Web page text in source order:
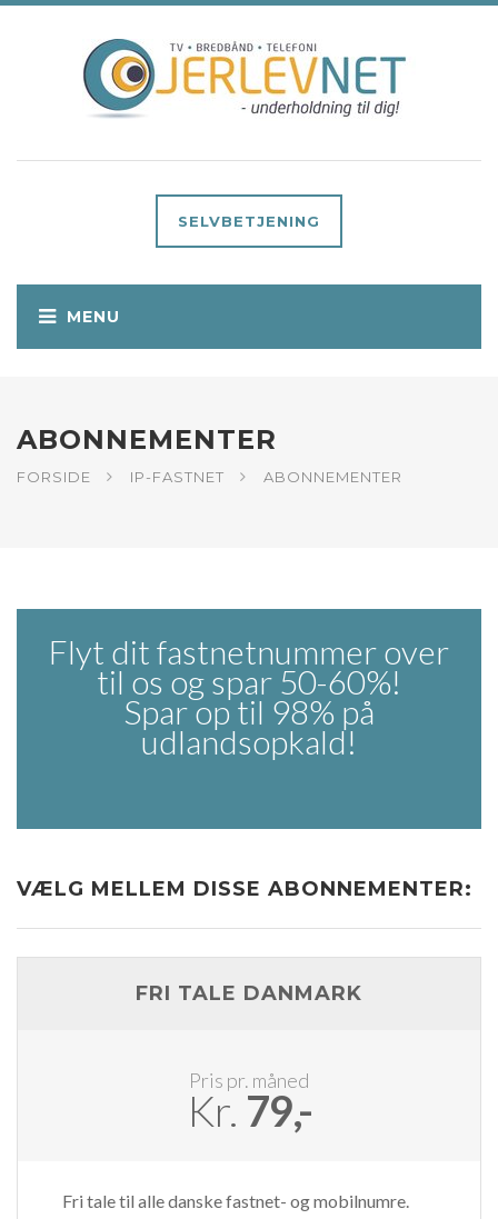
SELVBETJENING
ABONNEMENTER
FORSIDE IP-FASTNET ABONNEMENTER
Flyt dit fastnetnummer over
til os og spar 50-60%!
Spar op til 98% på
udlandsopkald!
VÆLG MELLEM DISSE ABONNEMENTER:
FRI TALE DANMARK
Pris pr. måned
Kr. 79,-
Fri tale til alle danske fastnet- og mobilnumre.